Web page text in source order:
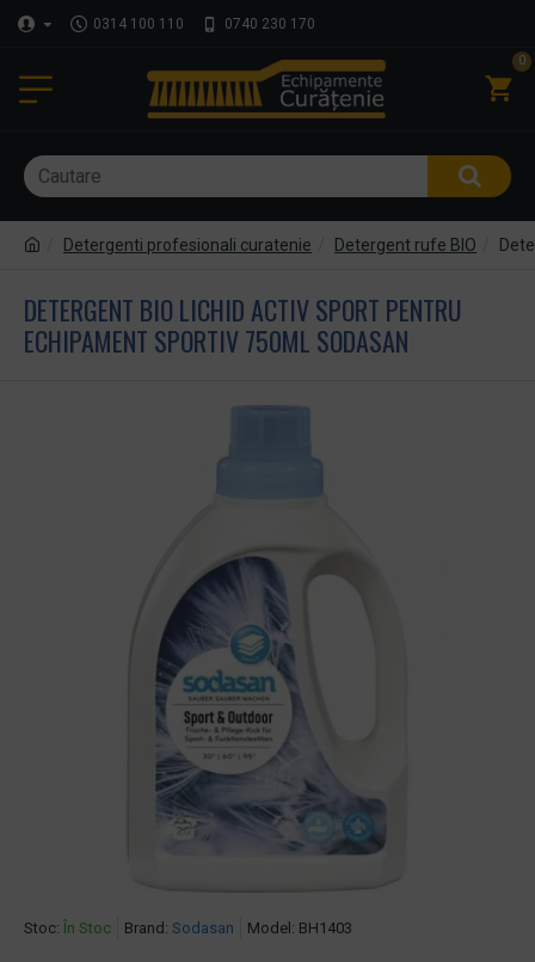
0314 100 110 0740 230 170
0
Detergenti profesionali curatenie Detergent rufe BIO
DETERGENT BIO LICHID ACTIV SPORT PENTRU
ECHIPAMENT SPORTIV 750ML SODASAN
Stoc: În Stoc Brand: Sodasan Model: BH1403